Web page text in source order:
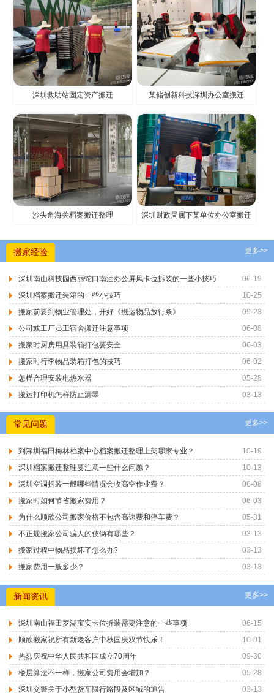
深圳救助站固定资产搬迁 某储创新科技深圳办公室搬迁
沙头角海关档案搬迁整理 深圳财政局属下某单位办公室搬迁
更多>>
搬家经验
06-19
深圳南山科技园西丽蛇口南油办公屏风卡位拆装的一些小技巧
10-25
深圳档案搬迁装箱的一些小技巧
09-23
搬家前要到物业管理处，开好《搬运物品放行条》
06-08
公司或工厂员工宿舍搬迁注意事项
06-03
搬家时厨房用具装箱打包要安全
06-02
搬家时行李物品装箱打包的技巧
05-28
怎样合理安装电热水器
03-13
搬运打印机怎样防止漏墨
更多>>
常见问题
10-19
到深圳福田梅林档案中心档案搬迁整理上架哪家专业？
10-13
深圳档案搬迁整理要注意一些什么问题？
06-08
深圳空调拆装一般哪些情况会收高空作业费？
06-03
搬家时如何节省搬家费用？
05-31
为什么顺欣公司搬家价格不包含高速费和停车费？
03-13
不正规搬家公司骗人的伎俩有哪些？
03-13
搬家过程中物品损坏了怎么办?
03-13
搬家费用一般多少？
更多>>
新闻资讯
06-15
深圳南山福田罗湖宝安卡位拆装需要注意的一些事项
10-01
顺欣搬家祝所有新老客户中秋国庆双节快乐！
09-30
热烈庆祝中华人民共和国成立70周年
05-28
楼层算法不一样，搬家公司费用会增加？
03-13
深圳交警关于小型货车限行路段及区域的通告